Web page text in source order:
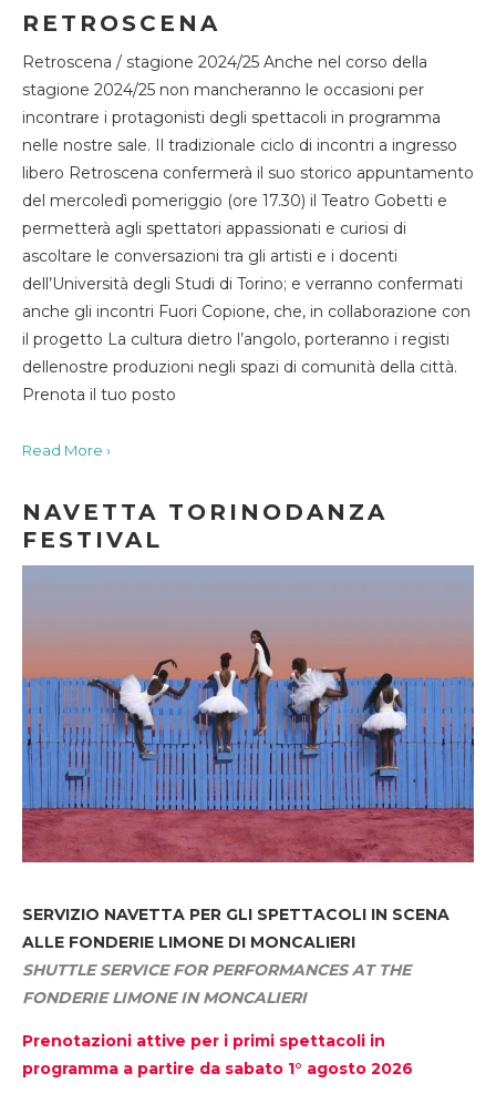
RETROSCENA
Retroscena / stagione 2024/25 Anche nel corso della
stagione 2024/25 non mancheranno le occasioni per
incontrare i protagonisti degli spettacoli in programma
nelle nostre sale. Il tradizionale ciclo di incontri a ingresso
libero Retroscena confermerà il suo storico appuntamento
del mercoledì pomeriggio (ore 17.30) il Teatro Gobetti e
permetterà agli spettatori appassionati e curiosi di
ascoltare le conversazioni tra gli artisti e i docenti
dell’Università degli Studi di Torino; e verranno confermati
anche gli incontri Fuori Copione, che, in collaborazione con
il progetto La cultura dietro l’angolo, porteranno i registi
dellenostre produzioni negli spazi di comunità della città.
Prenota il tuo posto
Read More ›
NAVETTA TORINODANZA
FESTIVAL
SERVIZIO NAVETTA PER GLI SPETTACOLI IN SCENA
ALLE FONDERIE LIMONE DI MONCALIERI
SHUTTLE SERVICE FOR PERFORMANCES AT THE
FONDERIE LIMONE IN MONCALIERI
Prenotazioni attive per i primi spettacoli in
programma a partire da sabato 1° agosto 2026